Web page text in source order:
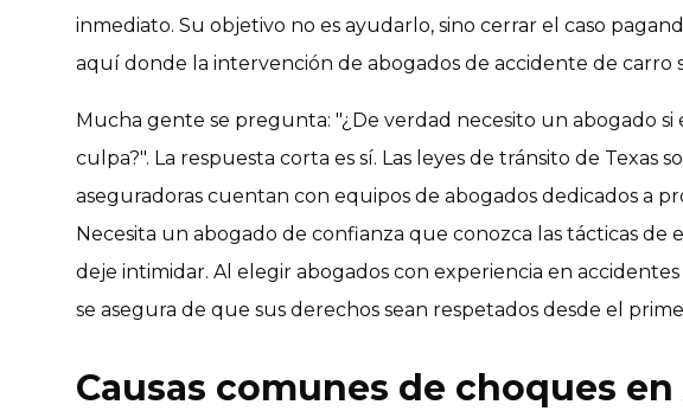
inmediato. Su objetivo no es ayudarlo, sino cerrar el caso
aquí donde la intervención de abogados de accidente de carro
Mucha gente se pregunta: "¿De verdad necesito un abogado
culpa?". La respuesta corta es sí. Las leyes de tránsito de Texas
aseguradoras cuentan con equipos de abogados dedicados a
Necesita un abogado de confianza que conozca las tácticas de
deje intimidar. Al elegir abogados con experiencia en
se asegura de que sus derechos sean respetados desde el
Causas comunes de choques